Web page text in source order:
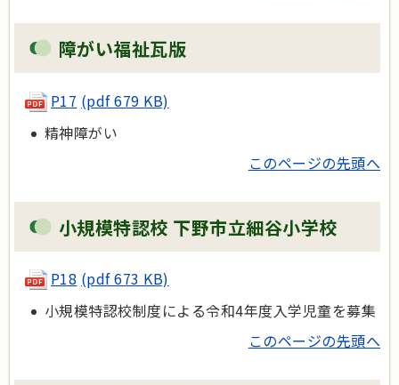
障がい福祉瓦版
P17 (pdf 679 KB)
精神障がい
このページの先頭へ
小規模特認校 下野市立細谷小学校
P18 (pdf 673 KB)
小規模特認校制度による令和4年度入学児童を募集
このページの先頭へ